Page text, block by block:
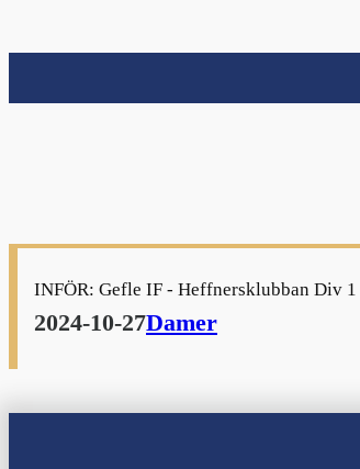
INFÖR: Gefle IF - Heffnersklubban Div
2024-10-27Damer